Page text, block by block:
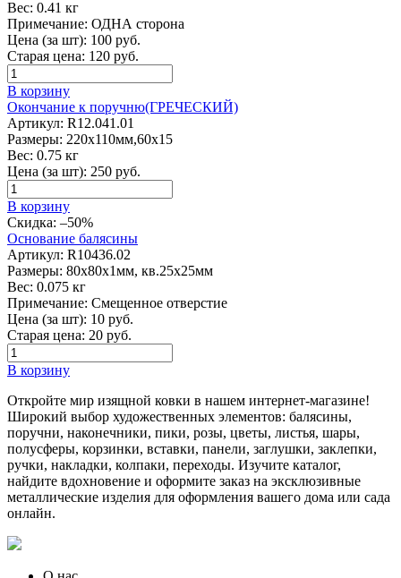
Вес: 0.41 кг
Примечание: ОДНА сторона
Цена (за шт): 100 руб.
Старая цена: 120 руб.
В корзину
Окончание к поручню(ГРЕЧЕСКИЙ)
Артикул: R12.041.01
Размеры: 220х110мм,60х15
Вес: 0.75 кг
Цена (за шт): 250 руб.
В корзину
Скидка: –50%
Основание балясины
Артикул: R10436.02
Размеры: 80х80х1мм, кв.25х25мм
Вес: 0.075 кг
Примечание: Смещенное отверстие
Цена (за шт): 10 руб.
Старая цена: 20 руб.
В корзину
Откройте мир изящной ковки в нашем интернет-магазине!
Широкий выбор художественных элементов: балясины,
поручни, наконечники, пики, розы, цветы, листья, шары,
полусферы, корзинки, вставки, панели, заглушки, заклепки,
ручки, накладки, колпаки, переходы. Изучите каталог,
найдите вдохновение и оформите заказ на эксклюзивные
металлические изделия для оформления вашего дома или сада
онлайн.